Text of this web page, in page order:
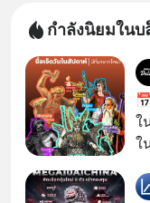
กำลังนิยมใน
ใ
ใ